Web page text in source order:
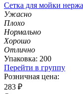
Сетка для мойки
Ужасно
Плохо
Нормально
Хорошо
Отлично
Упаковка: 200
Перейти в группу
Розничная цена:
283 ₽